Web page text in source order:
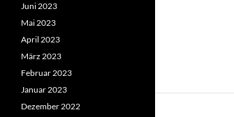
Juni 2023
Mai 2023
April 2023
März 2023
Februar 2023
Januar 2023
Dezember 2022